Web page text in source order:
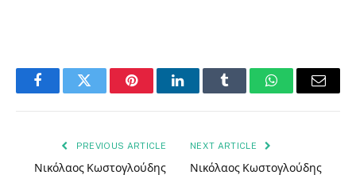
FacebookTwitter PinterestLinkedInTumblr WhatsAppEmail
PREVIOUS ARTICLE
Νικόλαος Κωστογλούδης
NEXT ARTICLE
Νικόλαος Κωστογλούδης